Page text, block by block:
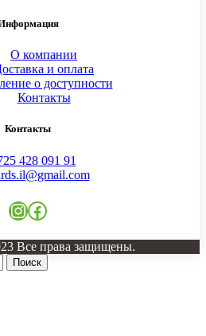
О компании
и оплата
о доступности
Контакты
Контакты
428 091 91
Instagram
Facebook
Все права защищены.
Поиск